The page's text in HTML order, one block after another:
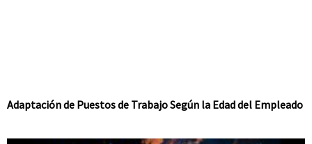
Adaptación de Puestos de Trabajo Según la Edad del Empleado